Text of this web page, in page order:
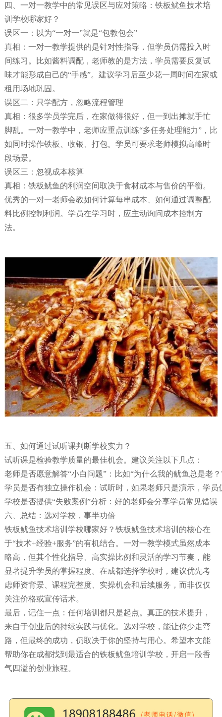
四、一对一教学中的常见误区与应对策略：铁板鱿鱼技术培
训学校哪家好？
误区一：以为“一对一”就是“包教包会”
真相：一对一教学提供的是针对性指导，但学员仍需投入时
间练习。比如酱料调配，老师教的是方法，学员需要反复试
味才能形成自己的“手感”。建议学习后至少花一周时间在家或
租用场地巩固。
误区二：只学配方，忽略流程管理
真相：很多学员学完后，在家做得很好，但一到出摊就手忙
脚乱。一对一教学中，老师应重点训练“多任务处理能力”，比
如同时操作铁板、收银、打包。学员可要求老师模拟高峰时
段场景。
误区三：忽视成本核算
真相：铁板鱿鱼的利润空间取决于食材成本与售价的平衡。
优秀的一对一老师会教如何计算每串成本、如何通过调整配
料比例控制利润。学员在学习时，应主动询问成本控制方
法。
五、如何通过试听课判断学校实力？
试听课是检验教学质量的最佳机会。建议关注以下几点：
老师是否愿意解答“小白问题”：比如“为什么我的鱿鱼总是老
学员是否有独立操作机会：试听时，如果老师只是演示，学
学校是否提供“失败案例”分析：好的老师会分享学员常见错
六、总结：选对学校，事半功倍
铁板鱿鱼技术培训学校哪家好？铁板鱿鱼技术培训的核心在
于“技术+经验+服务”的有机结合。一对一教学模式虽然成本
略高，但其个性化指导、高实操比例和灵活的学习节奏，能
显著提升学员的掌握程度。在成都选择学校时，建议优先考
虑师资背景、课程完整度、实操机会和后续服务，而非仅仅
关注价格或宣传话术。
最后，记住一点：任何培训都只是起点。真正的技术提升，
来自于创业后的持续实践与优化。选对学校，能让你少走弯
路，但最终的成功，仍取决于你的坚持与用心。希望本文能
帮助你在成都找到最适合的铁板鱿鱼培训学校，开启一段香
气四溢的创业旅程。